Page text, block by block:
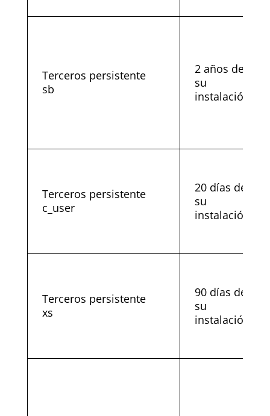
Terceros persistente
sb
2 años desde
su
instalación
Terceros persistente
c_user
20 días desde
su
instalación
Terceros persistente
xs
90 días desde
su
instalación